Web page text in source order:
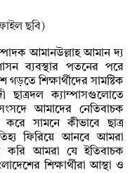
ছবি)
আমানউল্লাহ আমান দ্য
ব্যবস্থার পতনের পরে
গড়তে শিক্ষার্থীদের সামষ্টিক
ছাত্রদল ক্যাম্পাসগুলোতে
আমাদের নেতিবাচক
সামনে কীভাবে ছাত্র
ফিরিয়ে আনবে আমরা
করি আমরা যে ইতিবাচক
শিক্ষার্থীরা আস্থা ও